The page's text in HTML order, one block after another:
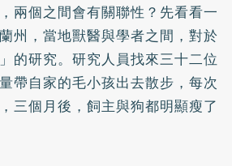
兩個之間會有關聯性？先看看一
州，當地獸醫與學者之間，對於
的研究。研究人員找來三十二位
帶自家的毛小孩出去散步，每次
三個月後，飼主與狗都明顯瘦了